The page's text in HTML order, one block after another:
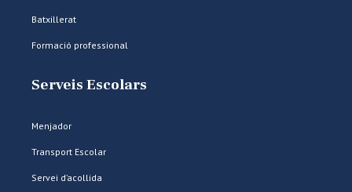
Batxillerat
Formació professional
Serveis Escolars
Menjador
Transport Escolar
Servei d’acollida